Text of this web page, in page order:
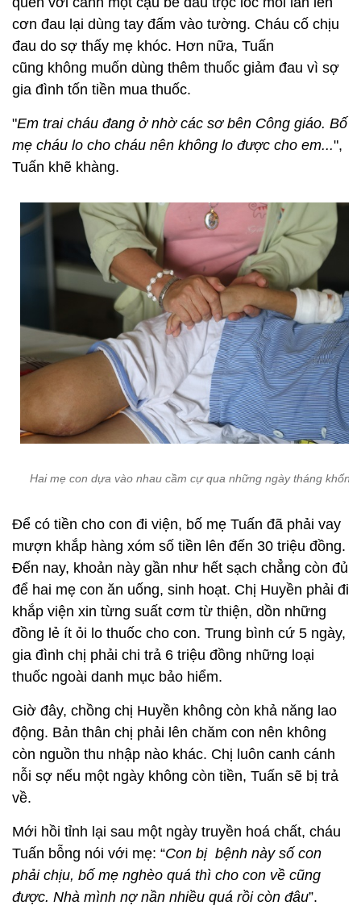
cơn đau lại dùng tay đấm vào tường. Cháu cố chịu
đau do sợ thấy mẹ khóc. Hơn nữa, Tuấn
cũng không muốn dùng thêm thuốc giảm đau vì sợ
gia đình tốn tiền mua thuốc.
"Em trai cháu đang ở nhờ các sơ bên Công giáo. Bố
mẹ cháu lo cho cháu nên không lo được cho em...",
Tuấn khẽ khàng.
Hai mẹ con dựa vào nhau cầm cự qua những ngày tháng khốn
Để có tiền cho con đi viện, bố mẹ Tuấn đã phải vay
mượn khắp hàng xóm số tiền lên đến 30 triệu đồng.
Đến nay, khoản này gần như hết sạch chẳng còn đủ
để hai mẹ con ăn uống, sinh hoạt. Chị Huyền phải đi
khắp viện xin từng suất cơm từ thiện, dồn những
đồng lẻ ít ỏi lo thuốc cho con. Trung bình cứ 5 ngày,
gia đình chị phải chi trả 6 triệu đồng những loại
thuốc ngoài danh mục bảo hiểm.
Giờ đây, chồng chị Huyền không còn khả năng lao
động. Bản thân chị phải lên chăm con nên không
còn nguồn thu nhập nào khác. Chị luôn canh cánh
nỗi sợ nếu một ngày không còn tiền, Tuấn sẽ bị trả
về.
Mới hồi tỉnh lại sau một ngày truyền hoá chất, cháu
Tuấn bỗng nói với mẹ: “Con bị bệnh này số con
phải chịu, bố mẹ nghèo quá thì cho con về cũng
được. Nhà mình nợ nần nhiều quá rồi còn đâu”.